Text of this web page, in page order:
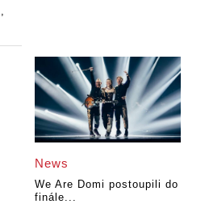
News
We Are Domi postoupili do
finále...